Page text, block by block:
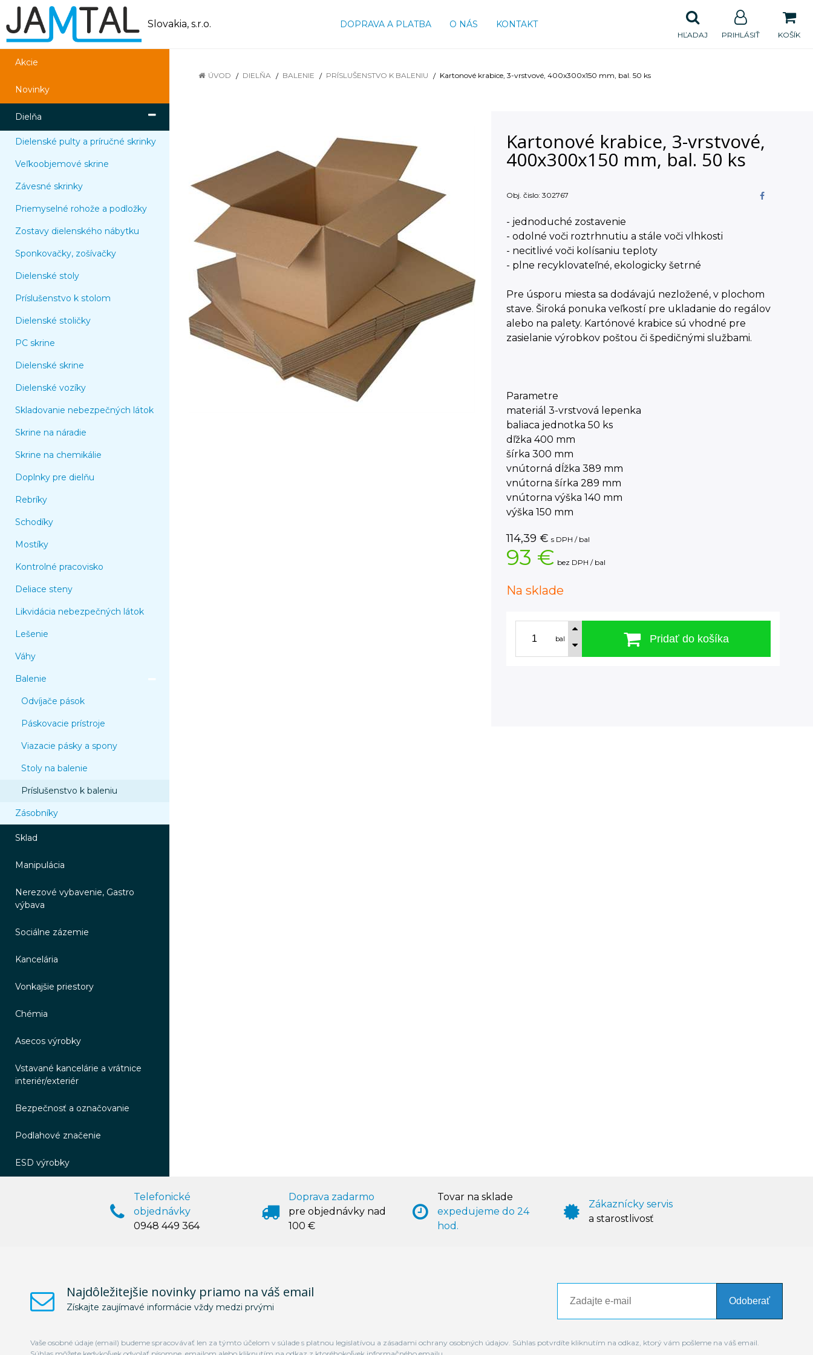
Slovakia, s.r.o. DOPRAVA A PLATBA O NÁS KONTAKT
KOŠÍK
PRIHLÁSIŤ
HĽADAJ
Akcie
Novinky
Dielňa
Dielenské pulty a príručné skrinky
Veľkoobjemové skrine
Závesné skrinky
Priemyselné rohože a podložky
Zostavy dielenského nábytku
Sponkovačky, zošívačky
Dielenské stoly
Príslušenstvo k stolom
Dielenské stoličky
PC skrine
Dielenské skrine
Dielenské vozíky
Skladovanie nebezpečných látok
Skrine na náradie
Skrine na chemikálie
Doplnky pre dielňu
Rebríky
Schodíky
Mostíky
Kontrolné pracovisko
Deliace steny
Likvidácia nebezpečných látok
Lešenie
Váhy
Balenie
Odvíjače pások
Páskovacie prístroje
Viazacie pásky a spony
Stoly na balenie
Príslušenstvo k baleniu
Zásobníky
Sklad
Manipulácia
Nerezové vybavenie, Gastro
výbava
Sociálne zázemie
Kancelária
Vonkajšie priestory
Chémia
Asecos výrobky
Vstavané kancelárie a vrátnice
interiér/exteriér
Bezpečnosť a označovanie
Podlahové značenie
ESD výrobky
ÚVOD DIELŇA BALENIE PRÍSLUŠENSTVO K BALENIU Kartonové krabice, 3-vrstvové, 400x300x150 mm, bal. 50 ks
Kartonové krabice, 3-vrstvové,
400x300x150 mm, bal. 50 ks
Obj. čislo: 302767
- jednoduché zostavenie
- odolné voči roztrhnutiu a stále voči vlhkosti
- necitlivé voči kolísaniu teploty
- plne recyklovateľné, ekologicky šetrné
Pre úsporu miesta sa dodávajú nezložené, v plochom
stave. Široká ponuka veľkostí pre ukladanie do regálov
alebo na palety. Kartónové krabice sú vhodné pre
zasielanie výrobkov poštou či špedičnými službami.
Parametre
materiál 3-vrstvová lepenka
baliaca jednotka 50 ks
dľžka 400 mm
šírka 300 mm
vnútorná dĺžka 389 mm
vnútorna šírka 289 mm
vnútorna výška 140 mm
výška 150 mm
114,39 € s DPH / bal
93 € bez DPH / bal
Na sklade
bal Pridať do košíka
Telefonické
objednávky
0948 449 364
Doprava zadarmo
pre objednávky nad
100 €
Tovar na sklade
expedujeme do 24
hod.
Zákaznícky servis
a starostlivosť
Najdôležitejšie novinky priamo na váš email
Získajte zaujímavé informácie vždy medzi prvými
Odoberať
Vaše osobné údaje (email) budeme spracovávať len za týmto účelom v súlade s platnou legislatívou a zásadami ochrany osobných údajov. Súhlas potvrdíte kliknutím na odkaz, ktorý vám pošleme na váš email.